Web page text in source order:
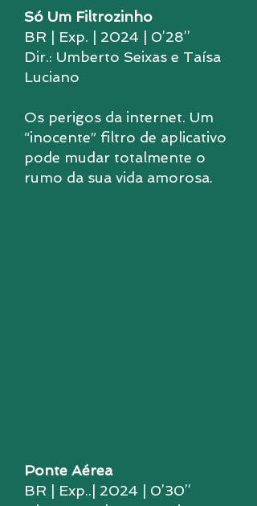
Só Um Filtrozinho
BR | Exp. | 2024 | 0’28’’
Dir.: Umberto Seixas e Taísa
Luciano
Os perigos da internet. Um
“inocente” filtro de aplicativo
pode mudar totalmente o
rumo da sua vida amorosa.
Ponte Aérea
BR | Exp..| 2024 | 0’30’’